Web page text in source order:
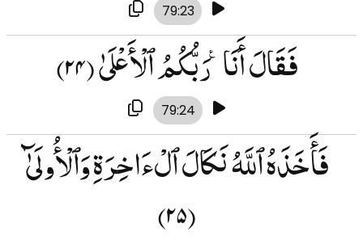
79:23
فَقَالَ أَنَا۠ رَبُّكُمُ ٱلْأَعْلَىٰ(۲۴)
79:24
فَأَخَذَهُ ٱللَّهُ نَكَالَ ٱلْءَاخِرَةِ وَٱلْأُولَىٰٓ
(۲۵)